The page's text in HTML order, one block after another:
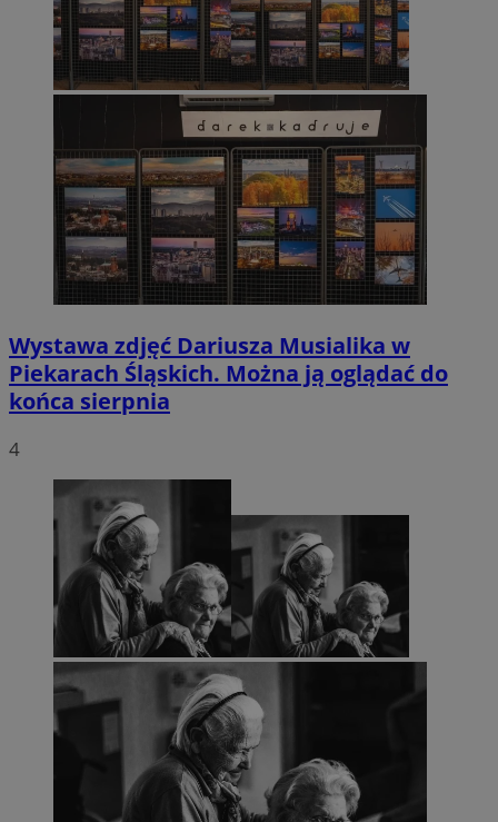
Wystawa zdjęć Dariusza Musialika w
Piekarach Śląskich. Można ją oglądać do
końca sierpnia
4